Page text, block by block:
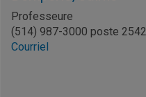
Professeure
(514) 987-3000 poste 2542
Courriel